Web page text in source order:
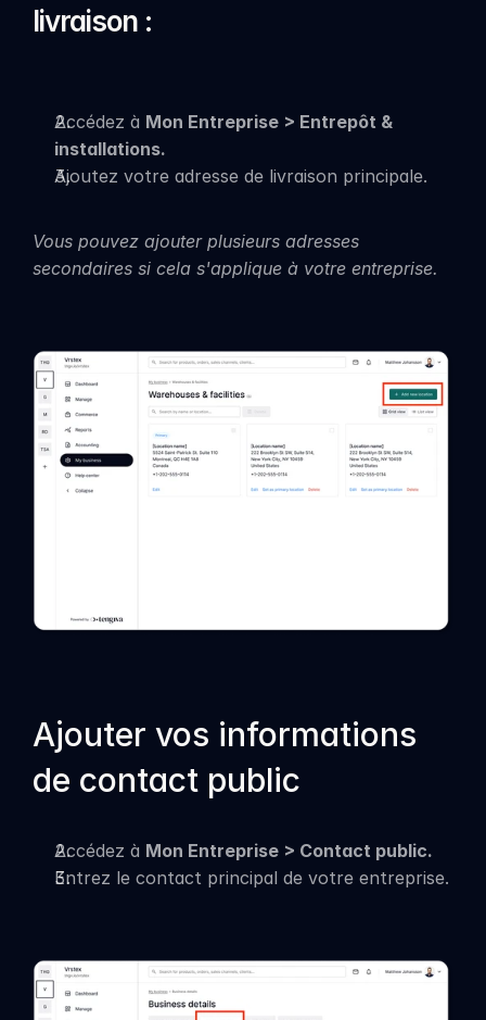
livraison :
Accédez à Mon Entreprise > Entrepôt &
installations.
Ajoutez votre adresse de livraison principale.
Vous pouvez ajouter plusieurs adresses
secondaires si cela s'applique à votre entreprise.
Ajouter vos informations
de contact public
Accédez à Mon Entreprise > Contact public.
Entrez le contact principal de votre entreprise.